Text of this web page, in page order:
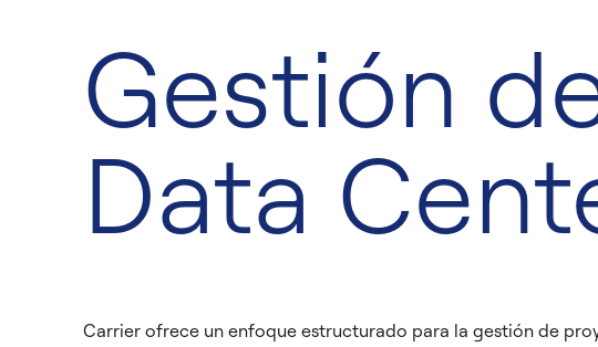
Gestión
Data
Carrier ofrece un enfoque estructurado para la gestión de